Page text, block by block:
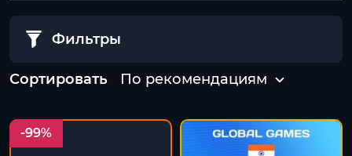
Фильтры
Сортировать По рекомендациям
-99%